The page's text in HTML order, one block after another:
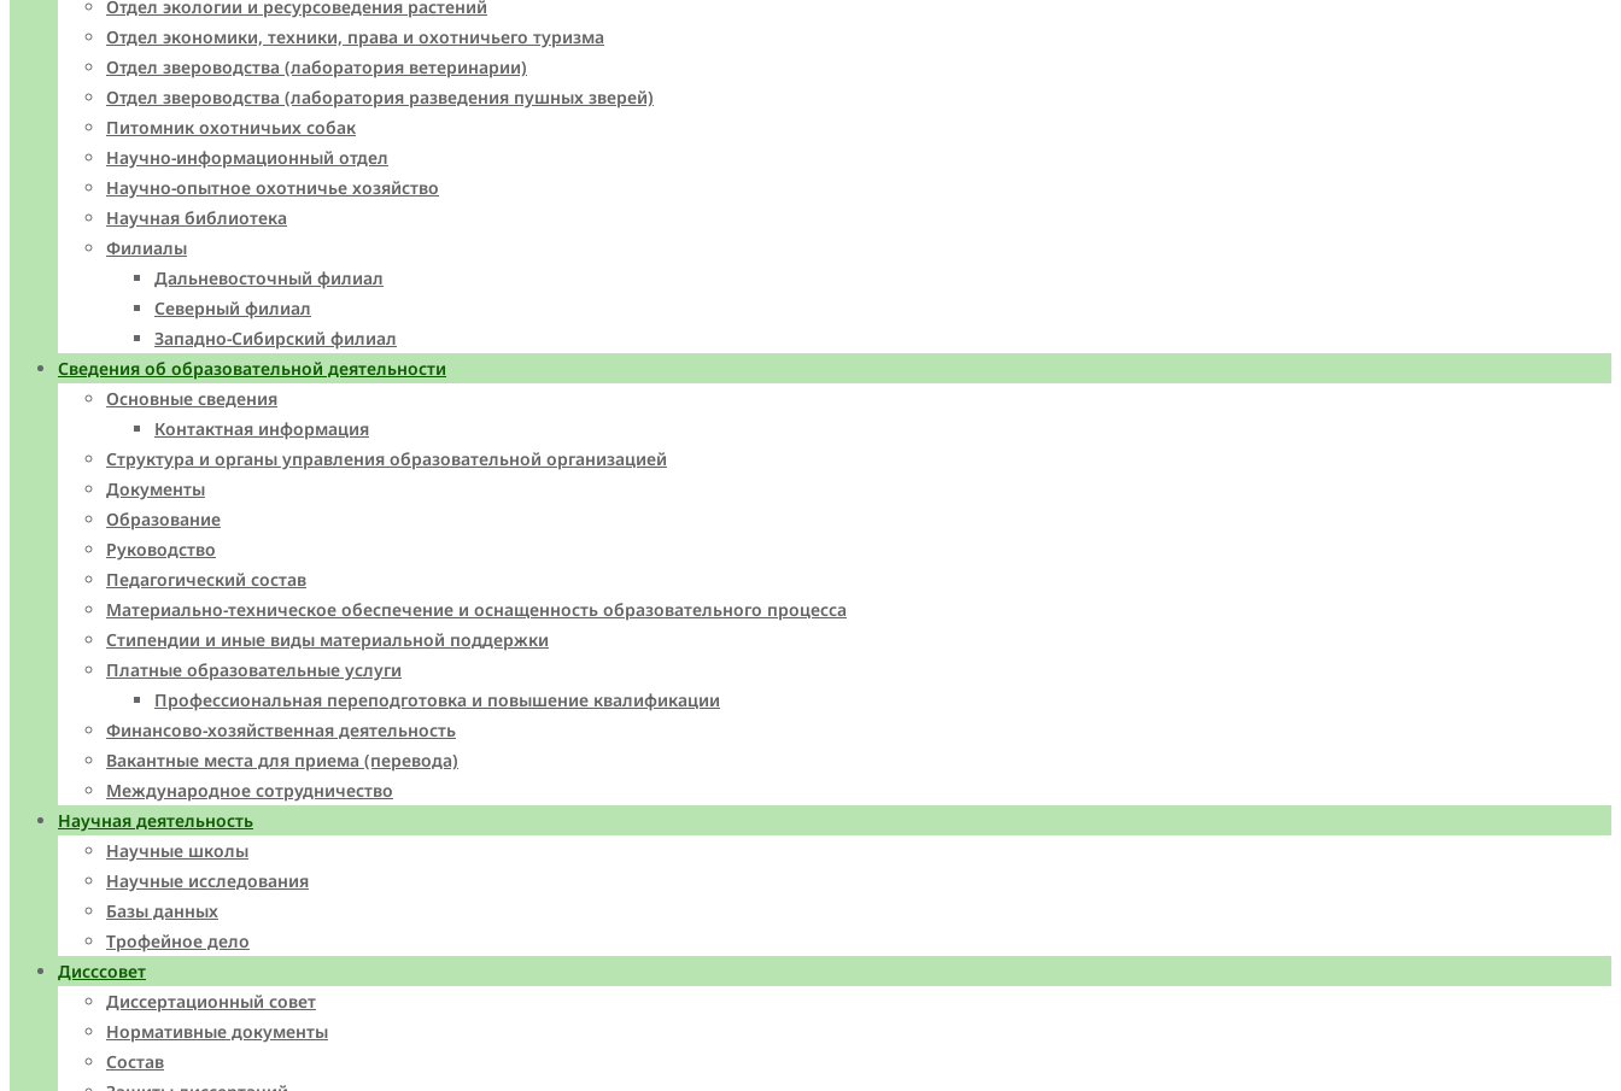
Отдел экологии и ресурсоведения растений
Отдел экономики, техники, права и охотничьего туризма
Отдел звероводства (лаборатория ветеринарии)
Отдел звероводства (лаборатория разведения пушных зверей)
Питомник охотничьих собак
Научно-информационный отдел
Научно-опытное охотничье хозяйство
Научная библиотека
Филиалы
Дальневосточный филиал
Северный филиал
Западно-Cибирский филиал
Сведения об образовательной деятельности
Основные сведения
Контактная информация
Структура и органы управления образовательной организацией
Документы
Образование
Руководство
Педагогический состав
Материально-техническое обеспечение и оснащенность образовательного процесса
Стипендии и иные виды материальной поддержки
Платные образовательные услуги
Профессиональная переподготовка и повышение квалификации
Финансово-хозяйственная деятельность
Вакантные места для приема (перевода)
Международное сотрудничество
Научная деятельность
Научные школы
Научные исследования
Базы данных
Трофейное дело
Дисссовет
Диссертационный совет
Нормативные документы
Состав